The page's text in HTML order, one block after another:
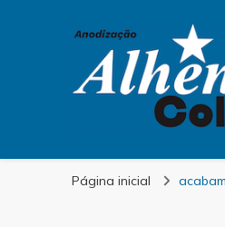
Alhena
Página inicial